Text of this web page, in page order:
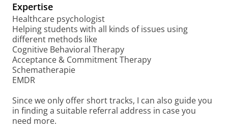
Expertise
Healthcare psychologist
Helping students with all kinds of issues using
different methods like
Cognitive Behavioral Therapy
Acceptance & Commitment Therapy
Schematherapie
EMDR
Since we only offer short tracks, I can also guide you
in finding a suitable referral address in case you
need more.